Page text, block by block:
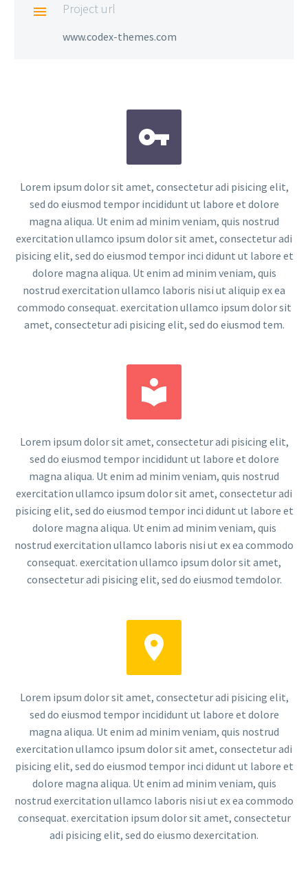
 Project url
www.codex-themes.com


Lorem ipsum dolor sit amet, consectetur adi pisicing elit,
sed do eiusmod tempor incididunt ut labore et dolore
magna aliqua. Ut enim ad minim veniam, quis nostrud
exercitation ullamco ipsum dolor sit amet, consectetur adi
pisicing elit, sed do eiusmod tempor inci didunt ut labore et
dolore magna aliqua. Ut enim ad minim veniam, quis
nostrud exercitation ullamco laboris nisi ut aliquip ex ea
commodo consequat. exercitation ullamco ipsum dolor sit
amet, consectetur adi pisicing elit, sed do eiusmod tem.


Lorem ipsum dolor sit amet, consectetur adi pisicing elit,
sed do eiusmod tempor incididunt ut labore et dolore
magna aliqua. Ut enim ad minim veniam, quis nostrud
exercitation ullamco ipsum dolor sit amet, consectetur adi
pisicing elit, sed do eiusmod tempor inci didunt ut labore et
dolore magna aliqua. Ut enim ad minim veniam, quis
nostrud exercitation ullamco laboris nisi ut ex ea commodo
consequat. exercitation ullamco ipsum dolor sit amet,
consectetur adi pisicing elit, sed do eiusmod temdolor.


Lorem ipsum dolor sit amet, consectetur adi pisicing elit,
sed do eiusmod tempor incididunt ut labore et dolore
magna aliqua. Ut enim ad minim veniam, quis nostrud
exercitation ullamco ipsum dolor sit amet, consectetur adi
pisicing elit, sed do eiusmod tempor inci didunt ut labore et
dolore magna aliqua. Ut enim ad minim veniam, quis
nostrud exercitation ullamco laboris nisi ut ex ea commodo
consequat. exercitation ipsum dolor sit amet, consectetur
adi pisicing elit, sed do eiusmo dexercitation.